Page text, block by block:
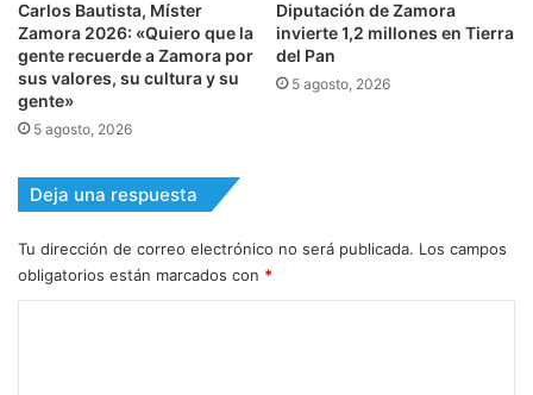
Carlos Bautista, Míster
Zamora 2026: «Quiero que la
gente recuerde a Zamora por
sus valores, su cultura y su
gente»
5 agosto, 2026
Diputación de Zamora
invierte 1,2 millones en Tierra
del Pan
5 agosto, 2026
Deja una respuesta
Tu dirección de correo electrónico no será publicada. Los campos
obligatorios están marcados con *